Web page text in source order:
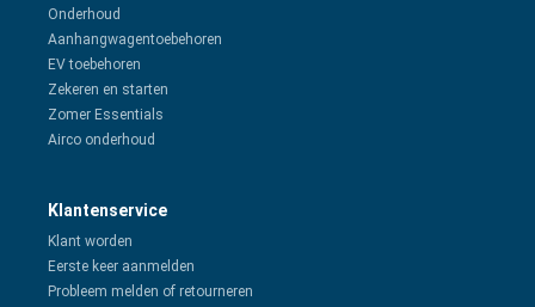
Onderhoud
Aanhangwagentoebehoren
EV toebehoren
Zekeren en starten
Zomer Essentials
Airco onderhoud
Klantenservice
Klant worden
Eerste keer aanmelden
Probleem melden of retourneren